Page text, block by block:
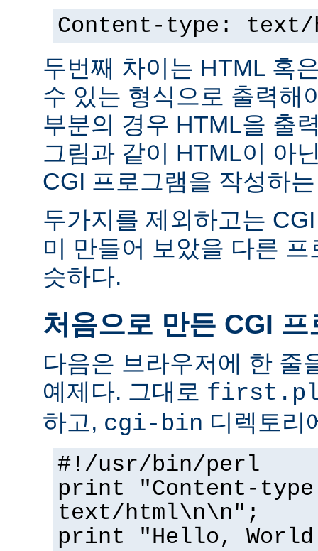
Content-type: text/
두번째 차이는 HTML 혹
수 있는 형식으로 출력해
부분의 경우 HTML을 출
그림과 같이 HTML이 아
CGI 프로그램을 작성하
두가지를 제외하고는
미 만들어 보았을 다른
슷하다.
처음으로 만든 CGI 프
다음은 브라우저에 한 줄
예제다. 그대로
하고, cgi-bin 디렉토리
#!/usr/bin/perl
print "Content-
text/html\n\n";
print "Hello,